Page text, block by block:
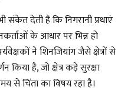
संकेत देती हैं कि निगरानी प्रथाएं
के आधार पर भिन्न हो
ने शिनजियांग जैसे क्षेत्रों से
किया है, जो क्षेत्र कड़े सुरक्षा
से चिंता का विषय रहा है।